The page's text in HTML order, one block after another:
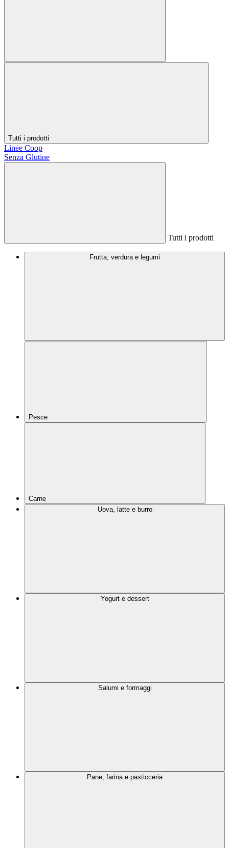
Tutti i prodotti
Linee Coop
Senza Glutine
Tutti i prodotti
Frutta, verdura e legumi
Pesce
Carne
Uova, latte e burro
Yogurt e dessert
Salumi e formaggi
Pane, farina e pasticceria